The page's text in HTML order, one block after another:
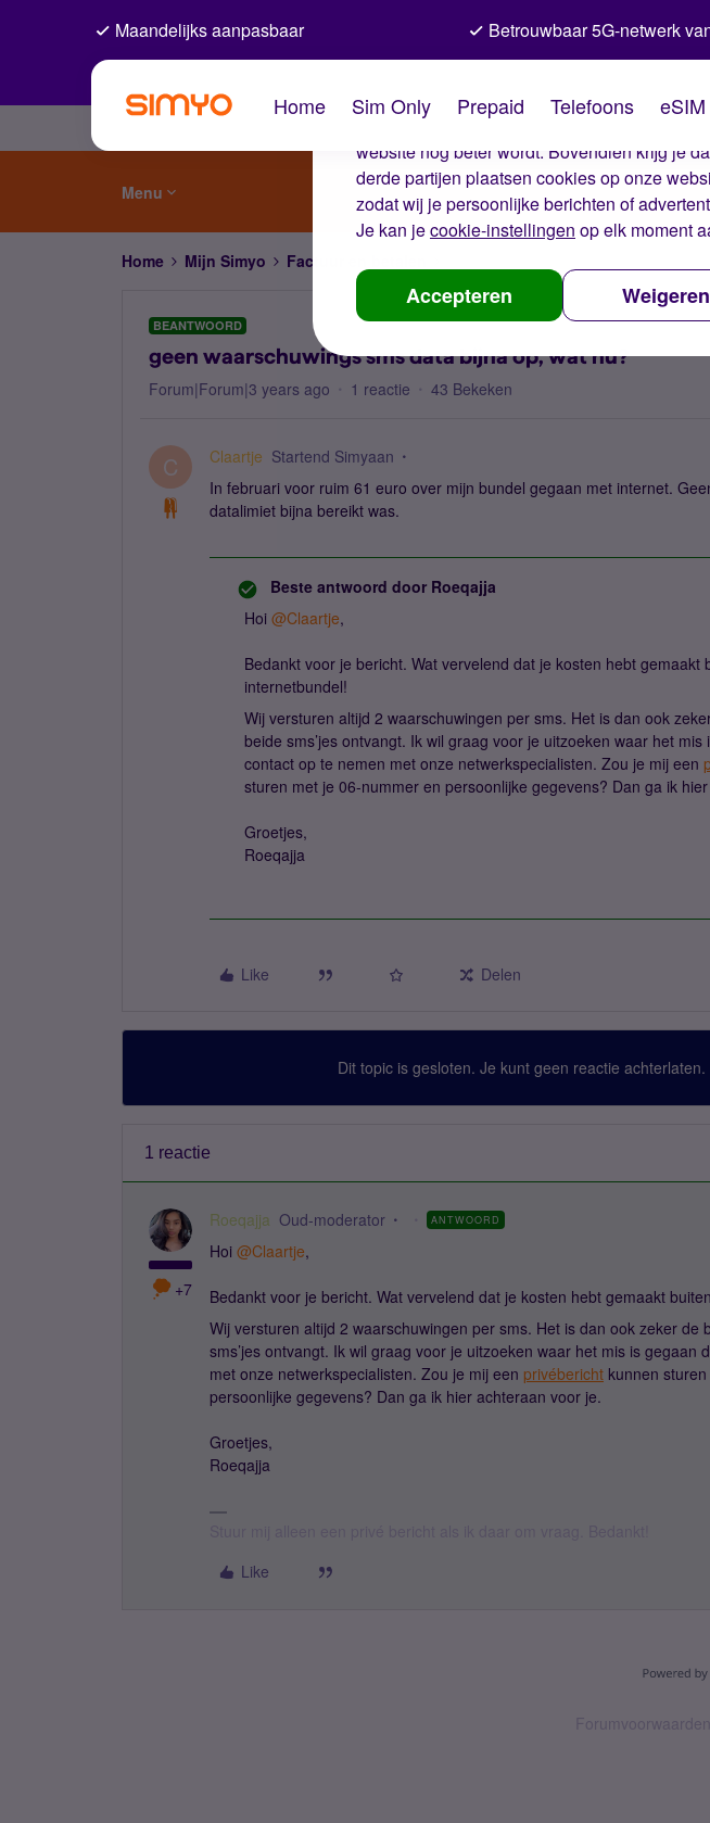
De cookies van Simyo
Wij gebruiken cookies op onze website. Met
website nog beter wordt. Bovendien krijg je
derde partijen plaatsen cookies op onze
zodat wij je persoonlijke berichten of
Je kan jecookie-instellingen op elk moment
Accepteren Weigeren
Maandelijks aanpasbaar Betrouwbaar 5G-netwerk
Home Sim Only Prepaid Telefoons eSIM
Menu
Home Mijn Simyo Factuur en betalen
BEANTWOORD
geen waarschuwings sms data bijna op, wat nu?
Forum|Forum|3 years ago 1 reactie 43 Bekeken
C Claartje Startend Simyaan
In februari voor ruim 61 euro over mijn bundel gegaan met internet.
datalimiet bijna bereikt was.
Beste antwoord door Roeqajja
Hoi @Claartje,
Bedankt voor je bericht. Wat vervelend dat je kosten hebt gemaakt
internetbundel!
Wij versturen altijd 2 waarschuwingen per sms. Het is dan ook
beide sms’jes ontvangt. Ik wil graag voor je uitzoeken waar het mis
contact op te nemen met onze netwerkspecialisten. Zou je mij een
sturen met je 06-nummer en persoonlijke gegevens? Dan ga ik
Groetjes,
Roeqajja
Like Delen
Dit topic is gesloten. Je kunt geen reactie achterlaten.
1 reactie
+7
Roeqajja Oud-moderator ANTWOORD
Hoi @Claartje,
Bedankt voor je bericht. Wat vervelend dat je kosten hebt gemaakt
Wij versturen altijd 2 waarschuwingen per sms. Het is dan ook zeker de
sms’jes ontvangt. Ik wil graag voor je uitzoeken waar het mis is gegaan
met onze netwerkspecialisten. Zou je mij een privébericht kunnen
persoonlijke gegevens? Dan ga ik hier achteraan voor je.
Groetjes,
Roeqajja
Like
Forumvoorwaarden